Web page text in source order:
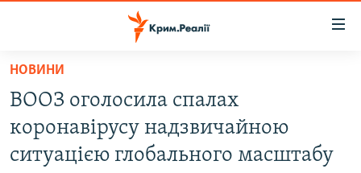
Перейти
основного
матеріалу
Перейти
до
ВІДЕО ТА ФОТО
НОВИНИ
ВООЗ оголосила спалах
коронавірусу надзвичайною
ситуацією глобального масштабу